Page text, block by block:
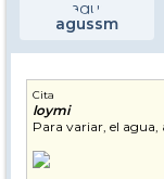
agussm
Cita
loymi
Para variar, el agua,